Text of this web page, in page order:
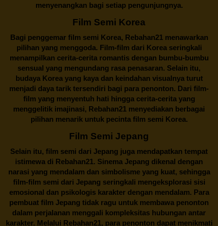
menyenangkan bagi setiap pengunjungnya.
Film Semi Korea
Bagi penggemar film semi Korea, Rebahan21menawarkan
pilihan yang menggoda. Film-film dari Korea seringkali
menampilkan cerita-cerita romantis dengan bumbu-bumbu
sensual yang mengundang rasa penasaran. Selain itu,
budaya Korea yang kaya dan keindahan visualnya turut
menjadi daya tarik tersendiri bagi para penonton. Dari film-
film yang menyentuh hati hingga cerita-cerita yang
menggelitik imajinasi, Rebahan21 menyediakan berbagai
pilihan menarik untuk pecinta film semi Korea.
Film Semi Jepang
Selain itu, film semi dari Jepang juga mendapatkan tempat
istimewa di Rebahan21. Sinema Jepang dikenal dengan
narasi yang mendalam dan simbolisme yang kuat, sehingga
film-film semi dari Jepang seringkali mengeksplorasi sisi
emosional dan psikologis karakter dengan mendalam. Para
pembuat film Jepang tidak ragu untuk membawa penonton
dalam perjalanan menggali kompleksitas hubungan antar
karakter. Melalui Rebahan21, para penonton dapat menikmati